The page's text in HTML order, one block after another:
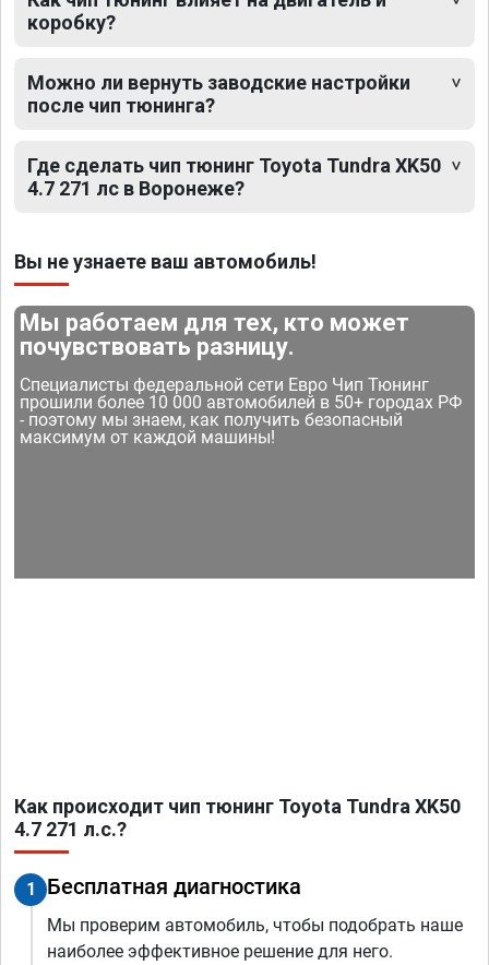
коробку?
Можно ли вернуть заводские настройки
после чип тюнинга?
Где сделать чип тюнинг Toyota Tundra XK50
4.7 271 лс в Воронеже?
Вы не узнаете ваш автомобиль!
Мы работаем для тех, кто может
почувствовать разницу.
Специалисты федеральной сети Евро Чип Тюнинг
прошили более 10 000 автомобилей в 50+ городах РФ
- поэтому мы знаем, как получить безопасный
максимум от каждой машины!
Как происходит чип тюнинг Toyota Tundra XK50
4.7 271 л.с.?
1 Бесплатная диагностика
Мы проверим автомобиль, чтобы подобрать наше
наиболее эффективное решение для него.